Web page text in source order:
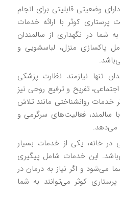
وضعیتی قابلیتی برای انجام
پرستاری کوثر با ارائه خدمات
شما در نگهداری از سالمندان
پاکسازی منزل، لباسشویی و
تنها نیازمند نظارت پزشکی
اجتماعی، تفریح و ترفیع روحی نیز
روانشناختی مانند تلاش
سالمند، فعالیت‌های سرگرمی و
می‌دهد.
در خانه، یکی از خدمات بسیار
این خدمات شامل پیگیری
می‌شود و اگر نیاز به درمان در
کوثر می‌توانند به شما